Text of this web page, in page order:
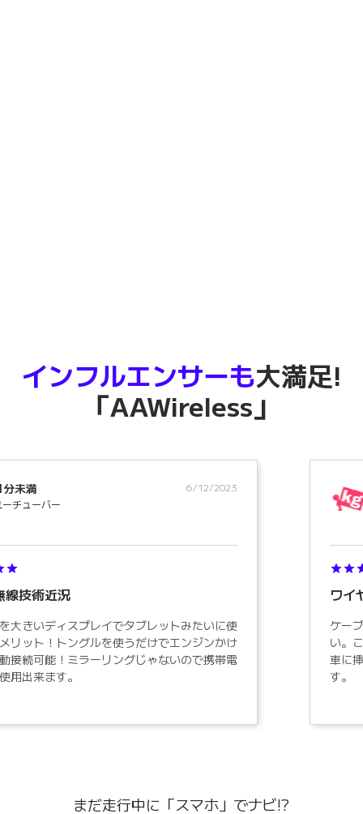
インフルエンサーも大満足!
「AAWireless」
満
6/12/2023
ューバー
技術近況
きいディスプレイでタブレットみたいに使
ット！トングルを使うだけでエンジンかけ
続可能！ミラーリングじゃないので携帯電
出来ます。
ワイ
ケーブ
い。こ
車に挿
す。
まだ走行中に「スマホ」でナビ!?